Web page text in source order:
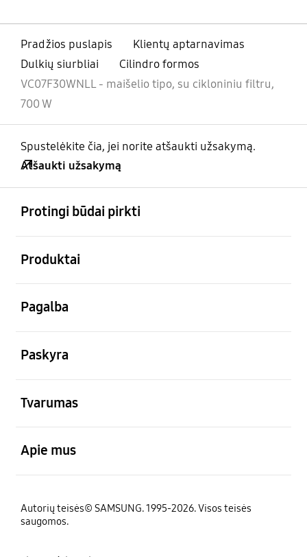
Pradžios puslapis
Klientų aptarnavimas
Dulkių siurbliai
Cilindro formos
VC07F30WNLL - maišelio tipo, su cikloniniu filtru,
700 W
Spustelėkite čia, jei norite atšaukti užsakymą.
Atšaukti užsakymą
Protingi būdai pirkti
Produktai
Pagalba
Paskyra
Tvarumas
Apie mus
Autorių teisės© SAMSUNG. 1995-2026. Visos teisės
saugomos.